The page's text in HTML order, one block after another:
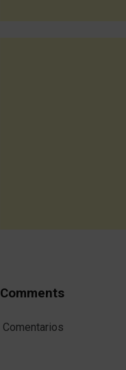
Comments
Comentarios